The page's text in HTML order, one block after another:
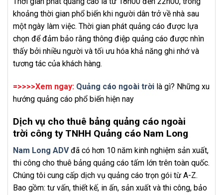
khoảng thời gian phổ biến khi người dân trở về nhà sau
một ngày làm việc. Thời gian phát quảng cáo được lựa
chọn để đảm bảo rằng thông điệp quảng cáo được nhìn
thấy bởi nhiều người và tối ưu hóa khả năng ghi nhớ và
tương tác của khách hàng.
=>>>>Xem ngay: Quảng cáo ngoài trời là gì? Những xu
hướng quảng cáo phổ biến hiện nay
Dịch vụ cho thuê bảng quảng cáo ngoài
trời công ty TNHH Quảng cáo Nam Long
Nam Long ADVđã có hơn 10 năm kinh nghiệm sản xuất,
thi công cho thuê bảng quảng cáo tấm lớn trên toàn quốc.
Chúng tôi cung cấp dịch vụ quảng cáo trọn gói từ A-Z.
Bao gồm: tư vấn, thiết kế, in ấn, sản xuất và thi công, bảo